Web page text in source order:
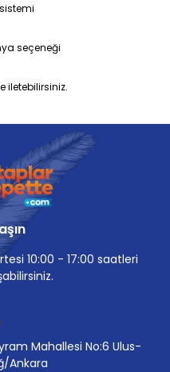
seçeneği
iletebilirsiniz.
10:00 - 17:00 saatleri
Mahallesi No:6 Ulus-
Ankara